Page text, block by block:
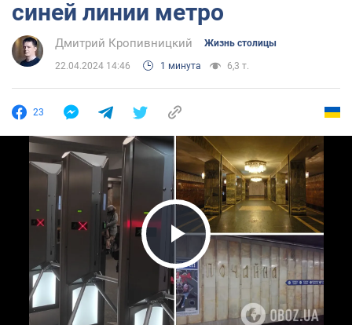
синей линии метро
Дмитрий Кропивницкий Жизнь столицы
22.04.2024 14:46 1 минута 6,3 т.
23
Play Video